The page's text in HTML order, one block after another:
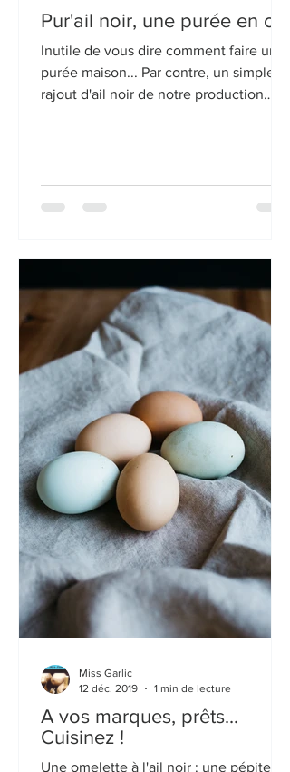
Pur'ail noir, une purée en or !
Inutile de vous dire comment faire une
purée maison... Par contre, un simple
rajout d'ail noir de notre production
A vos marques, prêts...
Cuisinez !
Une omelette à l'ail noir : une pépite ! .
Miss Garlic
12 déc. 2019
1 min de lecture